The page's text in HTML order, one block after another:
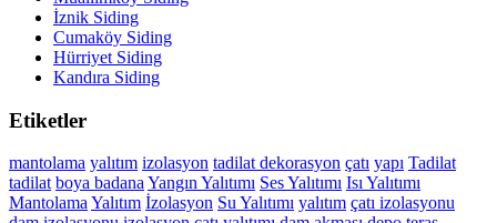
İznik Siding
Cumaköy Siding
Hürriyet Siding
Kandıra Siding
Etiketler
mantolama yalıtım izolasyon tadilatdekorasyon çatı yapı Tadilat
tadilat boya badanaYangın Yalıtımı Ses Yalıtımı Isı Yalıtımı
MantolamaYalıtım İzolasyon Su Yalıtımı yalıtım çatı izolasyonu